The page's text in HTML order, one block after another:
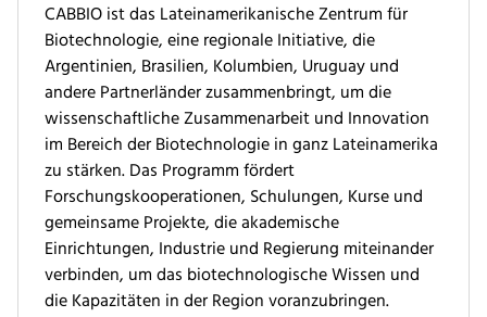
CABBIO ist das Lateinamerikanische Zentrum für
Biotechnologie, eine regionale Initiative, die
Argentinien, Brasilien, Kolumbien, Uruguay und
andere Partnerländer zusammenbringt, um die
wissenschaftliche Zusammenarbeit und Innovation
im Bereich der Biotechnologie in ganz Lateinamerika
zu stärken. Das Programm fördert
Forschungskooperationen, Schulungen, Kurse und
gemeinsame Projekte, die akademische
Einrichtungen, Industrie und Regierung miteinander
verbinden, um das biotechnologische Wissen und
die Kapazitäten in der Region voranzubringen.